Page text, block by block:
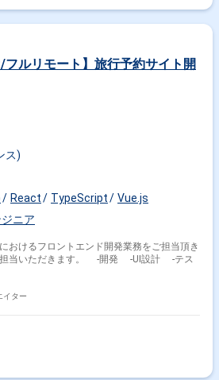
ダクトバックログの内容調整・開発優先順位
ン - プロダクトバック
連組織と協力したプロダクト開発のリード -
クトマネ
ロダクトに及ぼす影響をROIの観点から理解
ルリモート】旅行予約サイト開
ス)
React TypeScript
Vue.js
ニア
おけるフロントエンド開発業務をご担当頂き
担当いただきます。 -開発 -UI設計 -テス
イター